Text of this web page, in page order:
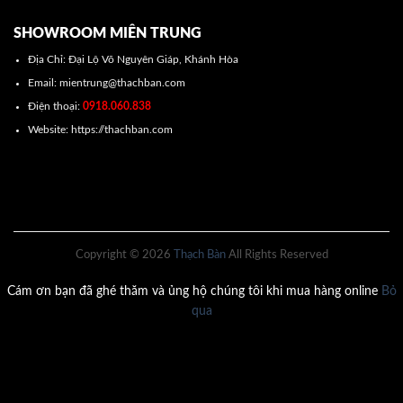
SHOWROOM MIÊN TRUNG
Địa Chỉ: Đại Lộ Võ Nguyên Giáp, Khánh Hòa
Email: mientrung@thachban.com
Điện thoại: 0918.060.838
Website: https://thachban.com
Copyright © 2026 Thạch BànAll Rights Reserved
Cám ơn bạn đã ghé thăm và ủng hộ chúng tôi khi mua hàng online Bỏ
qua